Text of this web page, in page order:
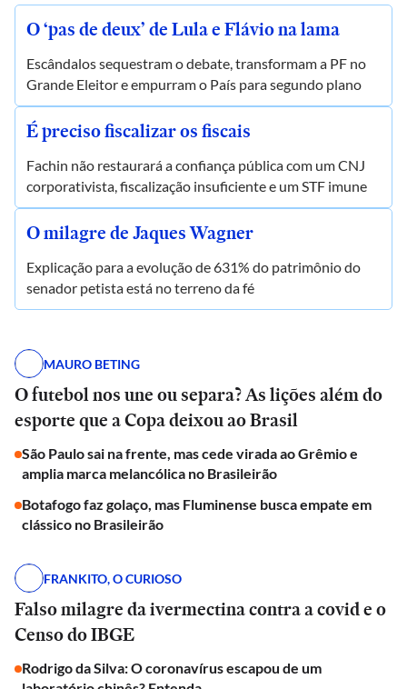
O ‘pas de deux’ de Lula e Flávio na lama
Escândalos sequestram o debate, transformam a PF no
Grande Eleitor e empurram o País para segundo plano
É preciso fiscalizar os fiscais
Fachin não restaurará a confiança pública com um CNJ
corporativista, fiscalização insuficiente e um STF imune
O milagre de Jaques Wagner
Explicação para a evolução de 631% do patrimônio do
senador petista está no terreno da fé
MAURO BETING
O futebol nos une ou separa? As lições além do
esporte que a Copa deixou ao Brasil
São Paulo sai na frente, mas cede virada ao Grêmio e
amplia marca melancólica no Brasileirão
Botafogo faz golaço, mas Fluminense busca empate em
clássico no Brasileirão
FRANKITO, O CURIOSO
Falso milagre da ivermectina contra a covid e o
Censo do IBGE
Rodrigo da Silva: O coronavírus escapou de um